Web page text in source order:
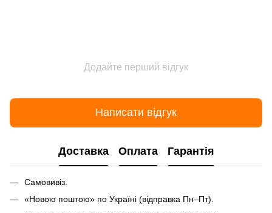
Додайте перший відгук
Написати відгук
Доставка Оплата Гарантія
Самовивіз.
«Новою поштою» по Україні (відправка Пн–Пт).